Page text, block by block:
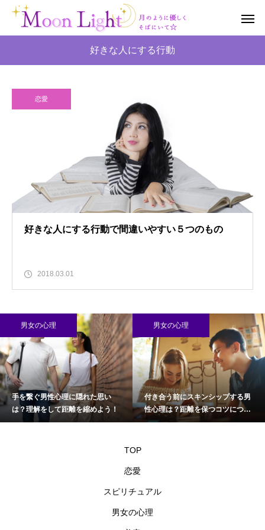
好きな人にする行動
恋愛
好きな人にする行動で間違いやすい５つのもの
2018.03.01
男女の心理
手を繋ぐ男性心理に隠れた思い
は？理解をして距離を縮めよう！
男女の心理
付き合う前にスキンシップする男
性心理は？距離を保つコツについ
て
TOP
恋愛
スピリチュアル
男女の心理